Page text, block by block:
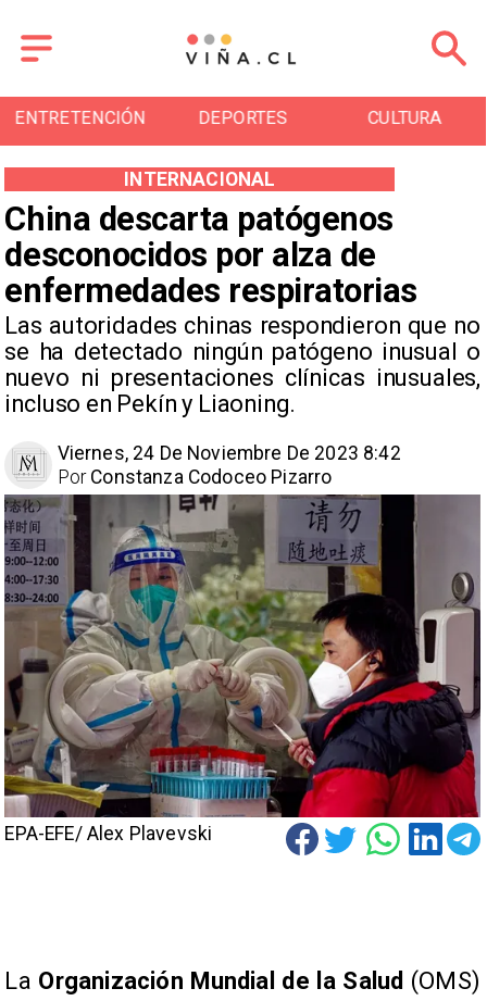
ENTRETENCIÓN DEPORTES CULTURA
China descarta patógenos
desconocidos por alza de
enfermedades respiratorias
Las autoridades chinas respondieron que no
se ha detectado ningún patógeno inusual o
nuevo ni presentaciones clínicas inusuales,
incluso en Pekín y Liaoning.
INTERNACIONAL
Viernes, 24 De Noviembre De 2023 8:42
Constanza Codoceo Pizarro
Por
EPA-EFE/ Alex Plavevski
La Organización Mundial de la Salud (OMS)